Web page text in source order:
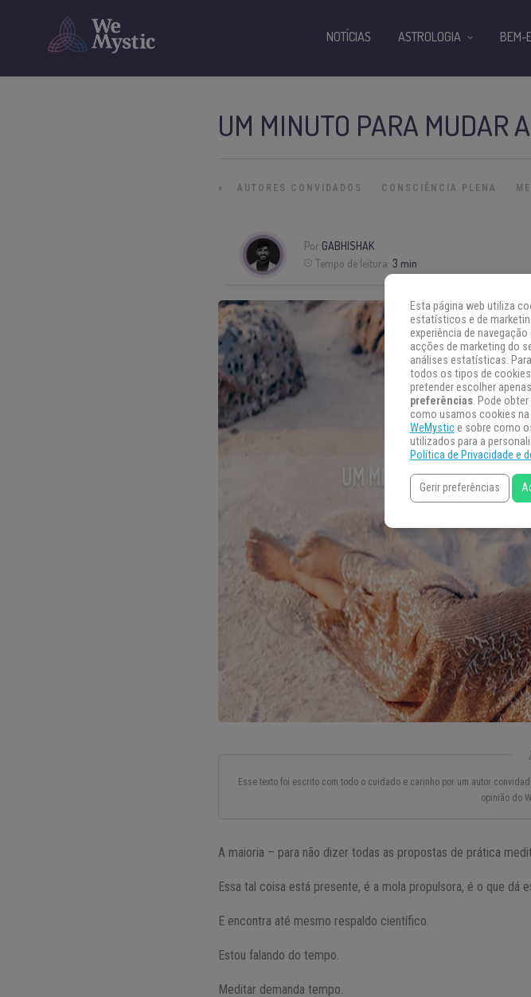
UM MINUTO PARA MUDAR
» AUTORES CONVIDADOS CONSCIÊNCIA PLENA
Por GABHISHAK
Tempo de leitura:3 min
Esse texto foi escrito com todo o cuidado e carinho por um autor
opinião do
A maioria – para não dizer todas as propostas de prática
Essa tal coisa está presente, é a mola propulsora, é o que
E encontra até mesmo respaldo científico.
Estou falando do tempo.
Meditar demanda tempo.
NOTÍCIAS ASTROLOGIA BEM-
Esta página web utiliza
estatísticos e de
experiência de
acções de marketing do
análises estatísticas.
todos os tipos de
pretender escolher
preferências. Pode
como usamos cookies na
WeMystice sobre como
utilizados para a
Política de Privacidade e
Gerir preferências